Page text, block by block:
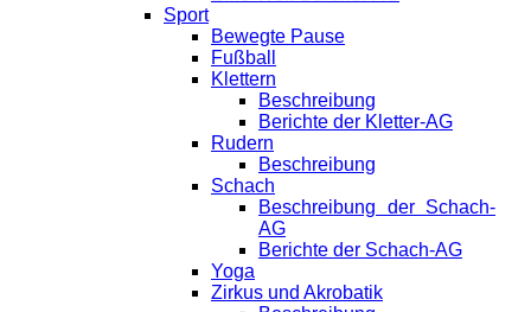
Sport
Bewegte Pause
Fußball
Klettern
Beschreibung
Berichte der Kletter-AG
Rudern
Beschreibung
Schach
Beschreibung der Schach-
AG
Berichte der Schach-AG
Yoga
Zirkus und Akrobatik